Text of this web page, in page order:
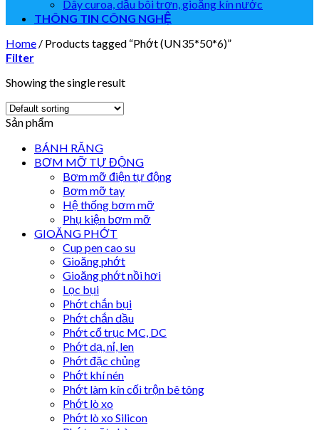
Dây curoa, dầu bôi trơn, gioăng kín nước
THÔNG TIN CÔNG NGHỆ
Home / Products tagged “Phớt (UN35*50*6)”
Filter
Showing the single result
Sản phẩm
BÁNH RĂNG
BƠM MỠ TỰ ĐỘNG
Bơm mỡ điện tự động
Bơm mỡ tay
Hệ thống bơm mỡ
Phụ kiện bơm mỡ
GIOĂNG PHỚT
Cup pen cao su
Gioăng phớt
Gioăng phớt nồi hơi
Lọc bụi
Phớt chắn bụi
Phớt chắn dầu
Phớt cổ trục MC, DC
Phớt dạ, nỉ, len
Phớt đặc chủng
Phớt khí nén
Phớt làm kín cối trộn bê tông
Phớt lò xo
Phớt lò xo Silicon